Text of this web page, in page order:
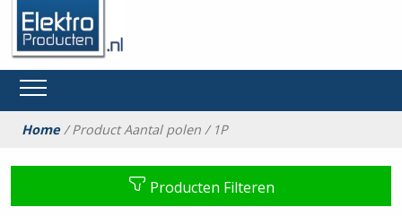
Home/ Product Aantal polen / 1P
Producten Filteren